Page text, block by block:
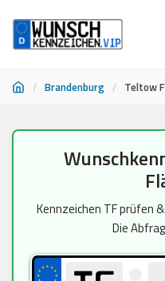
/ Brandenburg / Teltow
Kennzeichen TF prüfen
Die